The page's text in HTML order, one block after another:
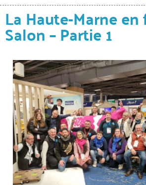
La Haute-Marne
Salon – Partie 1